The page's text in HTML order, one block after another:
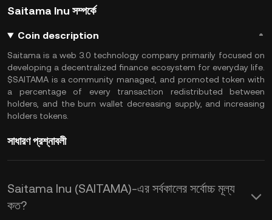
Saitama Inu সম্পর্কে
Coin description
Saitama is a web 3.0 technology company primarily focused on
developing a decentralized finance ecosystem for everyday life.
$SAITAMA is a community managed, and promoted token with
a percentage of every transaction redistributed between
holders, and the burn wallet decreasing supply, and increasing
holders tokens.
সাধারণ প্রশ্নাবলী
Saitama Inu (SAITAMA)-এর সর্বকালের সর্বোচ্চ মূল্য
কত?